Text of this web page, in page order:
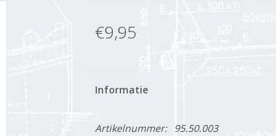
€9,95
Informatie
Artikelnummer: 95.50.003